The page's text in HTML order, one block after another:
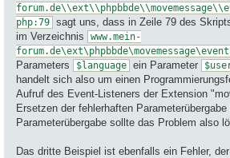
php:79 sagt uns, dass in Zeile 79 des
im Verzeichnis
www.mein-
forum.de\ext\phpbbde\movemessage\event
Parameters
$language ein Parameter
handelt sich also um einen
Aufruf des Event-Listeners der Extension
Ersetzen der fehlerhaften
Parameterübergabe sollte das Problem also
Das dritte Beispiel ist ebenfalls ein Fehler,